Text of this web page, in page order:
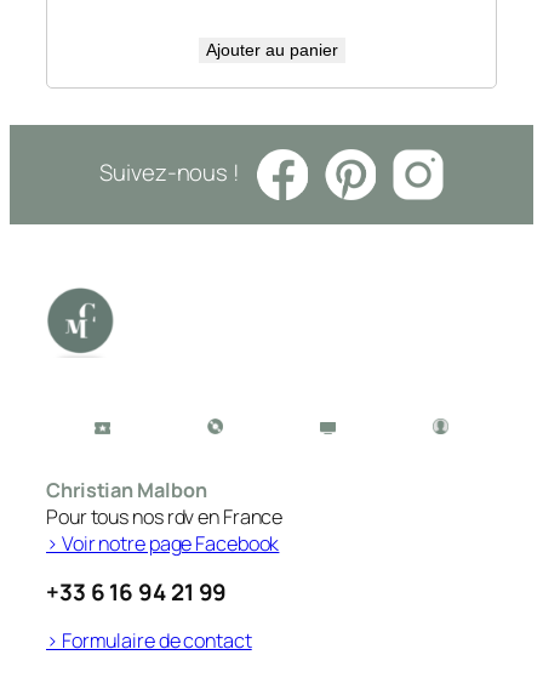
Ajouter au panier
Suivez-nous !
Christian Malbon
Pour tous nos rdv en France
> Voir notre page Facebook
+33 6 16 94 21 99
> Formulaire de contact